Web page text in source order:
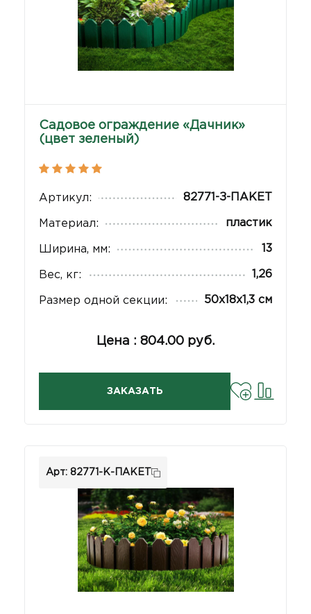
Садовое ограждение «Дачник»
(цвет зеленый)
Артикул: 82771-З-ПАКЕТ
Материал: пластик
Ширина, мм: 13
Вес, кг: 1,26
Размер одной секции: 50х18х1,3 см
Цена : 804.00 руб.
ЗАКАЗАТЬ
Арт: 82771-К-ПАКЕТ